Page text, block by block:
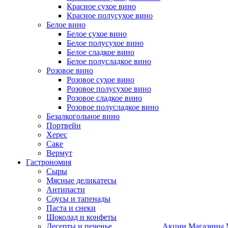
Красное сухое вино
Красное полусухое вино
Белое вино
Белое сухое вино
Белое полусухое вино
Белое сладкое вино
Белое полусладкое вино
Розовое вино
Розовое сухое вино
Розовое полусухое вино
Розовое сладкое вино
Розовое полусладкое вино
Безалкогольное вино
Портвейн
Херес
Саке
Вермут
Гастрономия
Сыры
Мясные деликатесы
Антипасти
Соусы и тапенады
Паста и снеки
Шоколад и конфеты
Десерты и печенье
Акции Магазины